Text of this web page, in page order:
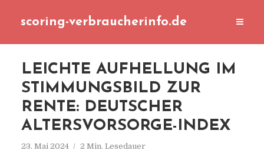
scoring-verbraucherinfo.de
LEICHTE AUFHELLUNG IM
STIMMUNGSBILD ZUR
RENTE: DEUTSCHER
ALTERSVORSORGE-INDEX
23. Mai 2024 2 Min. Lesedauer